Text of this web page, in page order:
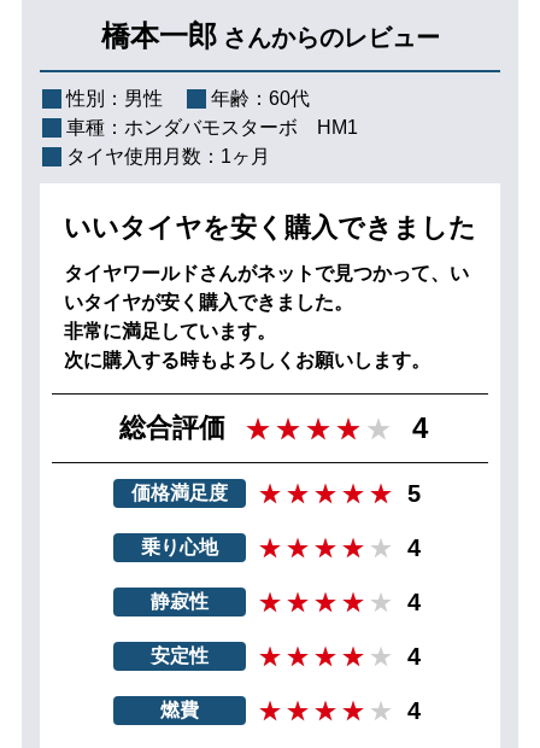
橋本一郎 さんからのレビュー
性別： 男性 年齢： 60代
車種： ホンダバモスターボ HM1
タイヤ使用月数： 1ヶ月
いいタイヤを安く購入できました
タイヤワールドさんがネットで見つかって、い
いタイヤが安く購入できました。
非常に満足しています。
次に購入する時もよろしくお願いします。
総合評価 4
価格満足度 5
乗り心地 4
静寂性 4
安定性 4
燃費 4